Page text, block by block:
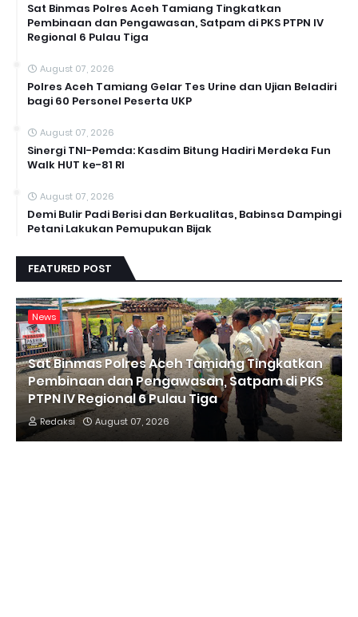
Sat Binmas Polres Aceh Tamiang Tingkatkan
Pembinaan dan Pengawasan, Satpam di PKS PTPN IV
Regional 6 Pulau Tiga
August 07, 2026
Polres Aceh Tamiang Gelar Tes Urine dan Ujian Beladiri
bagi 60 Personel Peserta UKP
August 07, 2026
Sinergi TNI-Pemda: Kasdim Bitung Hadiri Merdeka Fun
Walk HUT ke-81 RI
August 07, 2026
Demi Bulir Padi Berisi dan Berkualitas, Babinsa Dampingi
Petani Lakukan Pemupukan Bijak
FEATURED POST
News
Sat Binmas Polres Aceh Tamiang Tingkatkan
Pembinaan dan Pengawasan, Satpam di PKS
PTPN IV Regional 6 Pulau Tiga
Redaksi August 07, 2026